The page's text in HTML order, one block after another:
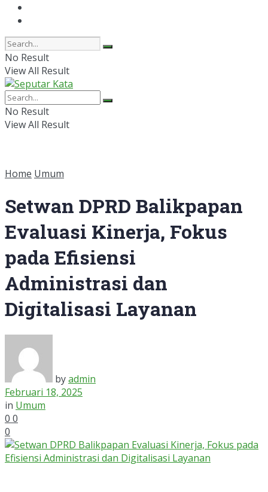
No Result
View All Result
No Result
View All Result
Home Umum
Setwan DPRD Balikpapan
Evaluasi Kinerja, Fokus
pada Efisiensi
Administrasi dan
Digitalisasi Layanan
byadmin
Februari 18, 2025
in Umum
0 0
0